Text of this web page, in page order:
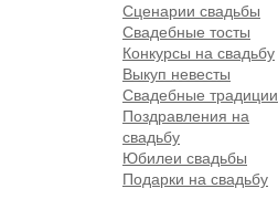
Сценарии свадьбы
Свадебные тосты
Конкурсы на свадьбу
Выкуп невесты
Свадебные традиции
Поздравления на
свадьбу
Юбилеи свадьбы
Подарки на свадьбу